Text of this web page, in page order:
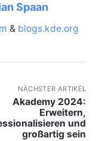
Spaan
& blogs.kde.org
NÄCHSTER ARTIKEL
Akademy 2024:
Erweitern,
und
großartig sein